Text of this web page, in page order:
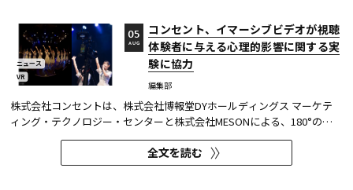
ニュース
VR
コンセント、イマーシブビデオが視聴
体験者に与える心理的影響に関する実
験に協力
編集部
05
AUG
株式会社コンセントは、株式会社博報堂DYホールディングス マーケテ
ィング・テクノロジー・センターと株式会社MESONによる、180°の視
野角のImmersive Video（以下、イマーシブビデオ）を実験刺激に用い
た心理実験に協力し、そのプレプリント論文が2026年6月8日にarXivで
公開された。 本実験は、イマーシブビデオの撮影距離が体験者の「そ...
全文を読む